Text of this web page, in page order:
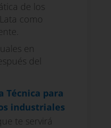
de los
como
en
del
Técnica para
industriales
te servirá